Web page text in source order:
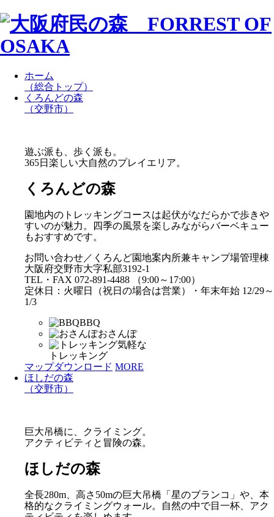
ホーム
（総合トップ）
くろんどの森
（交野市）
遊ぶ派も、歩く派も。
365日楽しい大自然のプレイエリア。
くろんどの森
園地内のトレッキングコースは起伏がなだらかで歩きや
すいのが魅力。四季の風景を楽しみながらバーベキュー
もおすすめです。
お問い合わせ／くろんど園地案内所兼キャンプ場管理棟
大阪府交野市大字私部3192-1
TEL・FAX 072-891-4488 （9:00～17:00）
定休日：火曜日（祝日の場合は営業）・年末年始 12/29～
1/3
BBQ
おさんぽ
気軽な
トレッキング
マップダウンロード MORE
ほしだの森
（交野市）
巨大吊橋に、クライミング。
アクティビティと冒険の森。
ほしだの森
全長280m、高さ50mの巨大吊橋「星のブランコ」や、本
格的なクライミングウォール。自然の中で目一杯、アク